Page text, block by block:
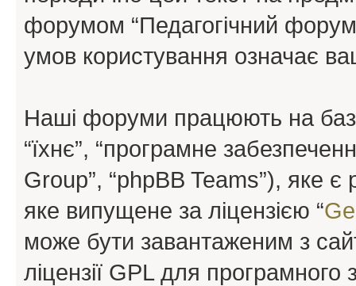
форумом “Педагогічний
умов користування означає
Наші форуми працюють на
“їхнє”, “програмне
Group”, “phpBB Teams”), яке
яке випущене за ліцензією “
може бути завантаженим з
ліцензії GPL для